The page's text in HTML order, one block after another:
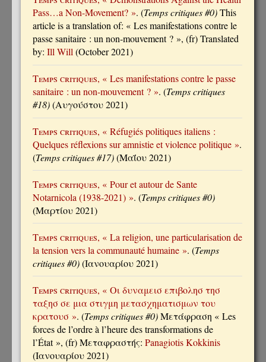
Pass…a Non-Movement? ». (Temps critiques #0)This
article is a translation of: « Les manifestations contre le
passe sanitaire : un non-mouvement ? », (fr) Translated
by: Ill Will(October 2021)
Temps critiques, « Les manifestations contre le passe
sanitaire : un non-mouvement ? ». (Temps critiques
#18)(Αυγούστου 2021)
Temps critiques, « Réfugiés politiques italiens :
Quelques réflexions sur amnistie et violence politique ».
(Temps critiques #17)(Μαΐου 2021)
Temps critiques, « Pour et autour de Sante
Notarnicola (1938-2021) ». (Temps critiques #0)
(Μαρτίου 2021)
Temps critiques, « La religion, une particularisation de
la tension vers la communauté humaine ». (Temps
critiques #0)(Ιανουαρίου 2021)
Temps critiques, « Οι δυναμεισ επιβολησ τησ
ταξησ σε μια στιγμη μετασχηματισμων του
κρατουσ ». (Temps critiques #0)Μετάφραση « Les
forces de l’ordre à l’heure des transformations de
l’État », (fr) Μεταφραστής: Panagiotis Kokkinis
(Ιανουαρίου 2021)